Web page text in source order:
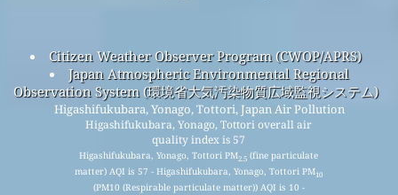
Citizen Weather Observer Program (CWOP/APRS)
Japan Atmospheric Environmental Regional
Observation System (環境省大気汚染物質広域監視システム)
Higashifukubara, Yonago, Tottori, Japan Air Pollution
Higashifukubara, Yonago, Tottori overall air
quality index is 57
Higashifukubara, Yonago, Tottori PM2.5 (fine particulate
matter) AQI is 57 - Higashifukubara, Yonago, Tottori PM10
(PM10 (Respirable particulate matter)) AQI is 10 -